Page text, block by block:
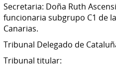
Secretaria: Doña Ruth
funcionaria subgrupo C1 de
Canarias.
Tribunal Delegado de
Tribunal titular: